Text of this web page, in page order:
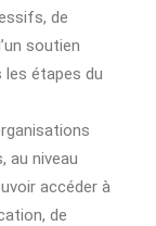
de
soutien
étapes du
au niveau
accéder à
de